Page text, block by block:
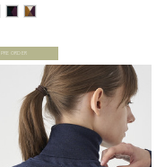
PRE ORDER